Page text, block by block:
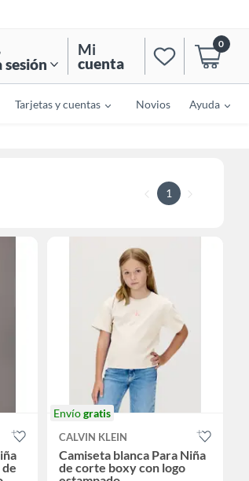
sesión
Mi
cuenta
0
Tarjetas y cuentas Novios Ayuda
1
Envíogratis
CALVIN KLEIN
Camiseta blanca Para Niña
de corte boxy con logo